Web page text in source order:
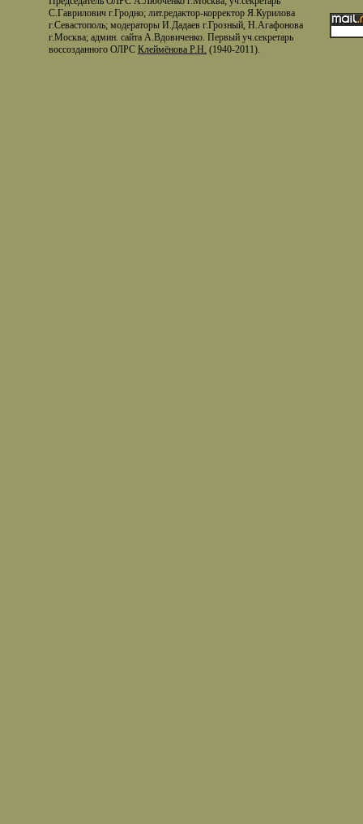
С.Гаврилович г.Гродно; лит.редактор-корректор Я.Курилова
г.Севастополь; модераторы И.Дадаев г.Грозный, Н.Агафонова
г.Москва; админ. сайта А.Вдовиченко. Первый уч.секретарь
воссозданного ОЛРС Клеймёнова Р.Н. (1940-2011).